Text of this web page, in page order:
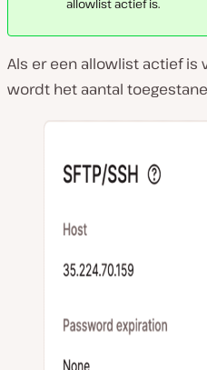
Als er een allowlist actief is
wordt het aantal toegestane